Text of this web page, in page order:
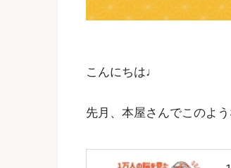
こんにちは♩
先月、本屋さんでこのよ